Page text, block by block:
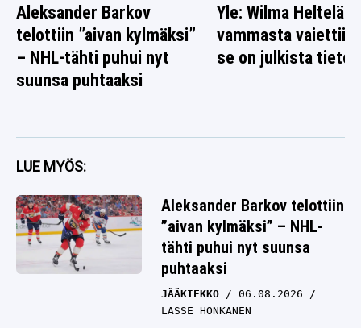
Aleksander Barkov
telottiin ”aivan kylmäksi”
– NHL-tähti puhui nyt
suunsa puhtaaksi
Yle: Wilma Heltelän
vammasta vaiettiin
se on julkista tietoa
LUE MYÖS:
Aleksander Barkov telottiin
”aivan kylmäksi” – NHL-
tähti puhui nyt suunsa
puhtaaksi
JÄÄKIEKKO
06.08.2026
LASSE HONKANEN